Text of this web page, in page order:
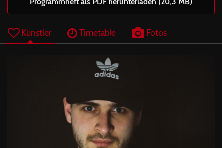
Künstler Timetable Fotos